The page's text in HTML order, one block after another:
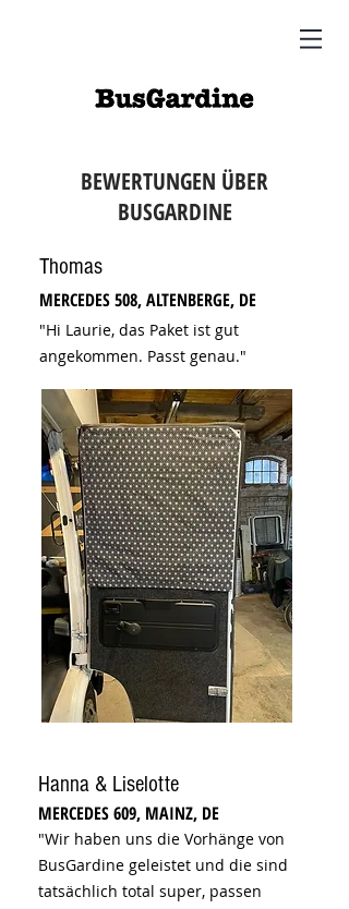
BEWERTUNGEN ÜBER
BUSGARDINE
Thomas
MERCEDES 508, ALTENBERGE, DE
"Hi Laurie, das Paket ist gut
angekommen. Passt genau."
Hanna & Liselotte
MERCEDES 609, MAINZ, DE
"Wir haben uns die Vorhänge von
BusGardine geleistet und die sind
tatsächlich total super, passen